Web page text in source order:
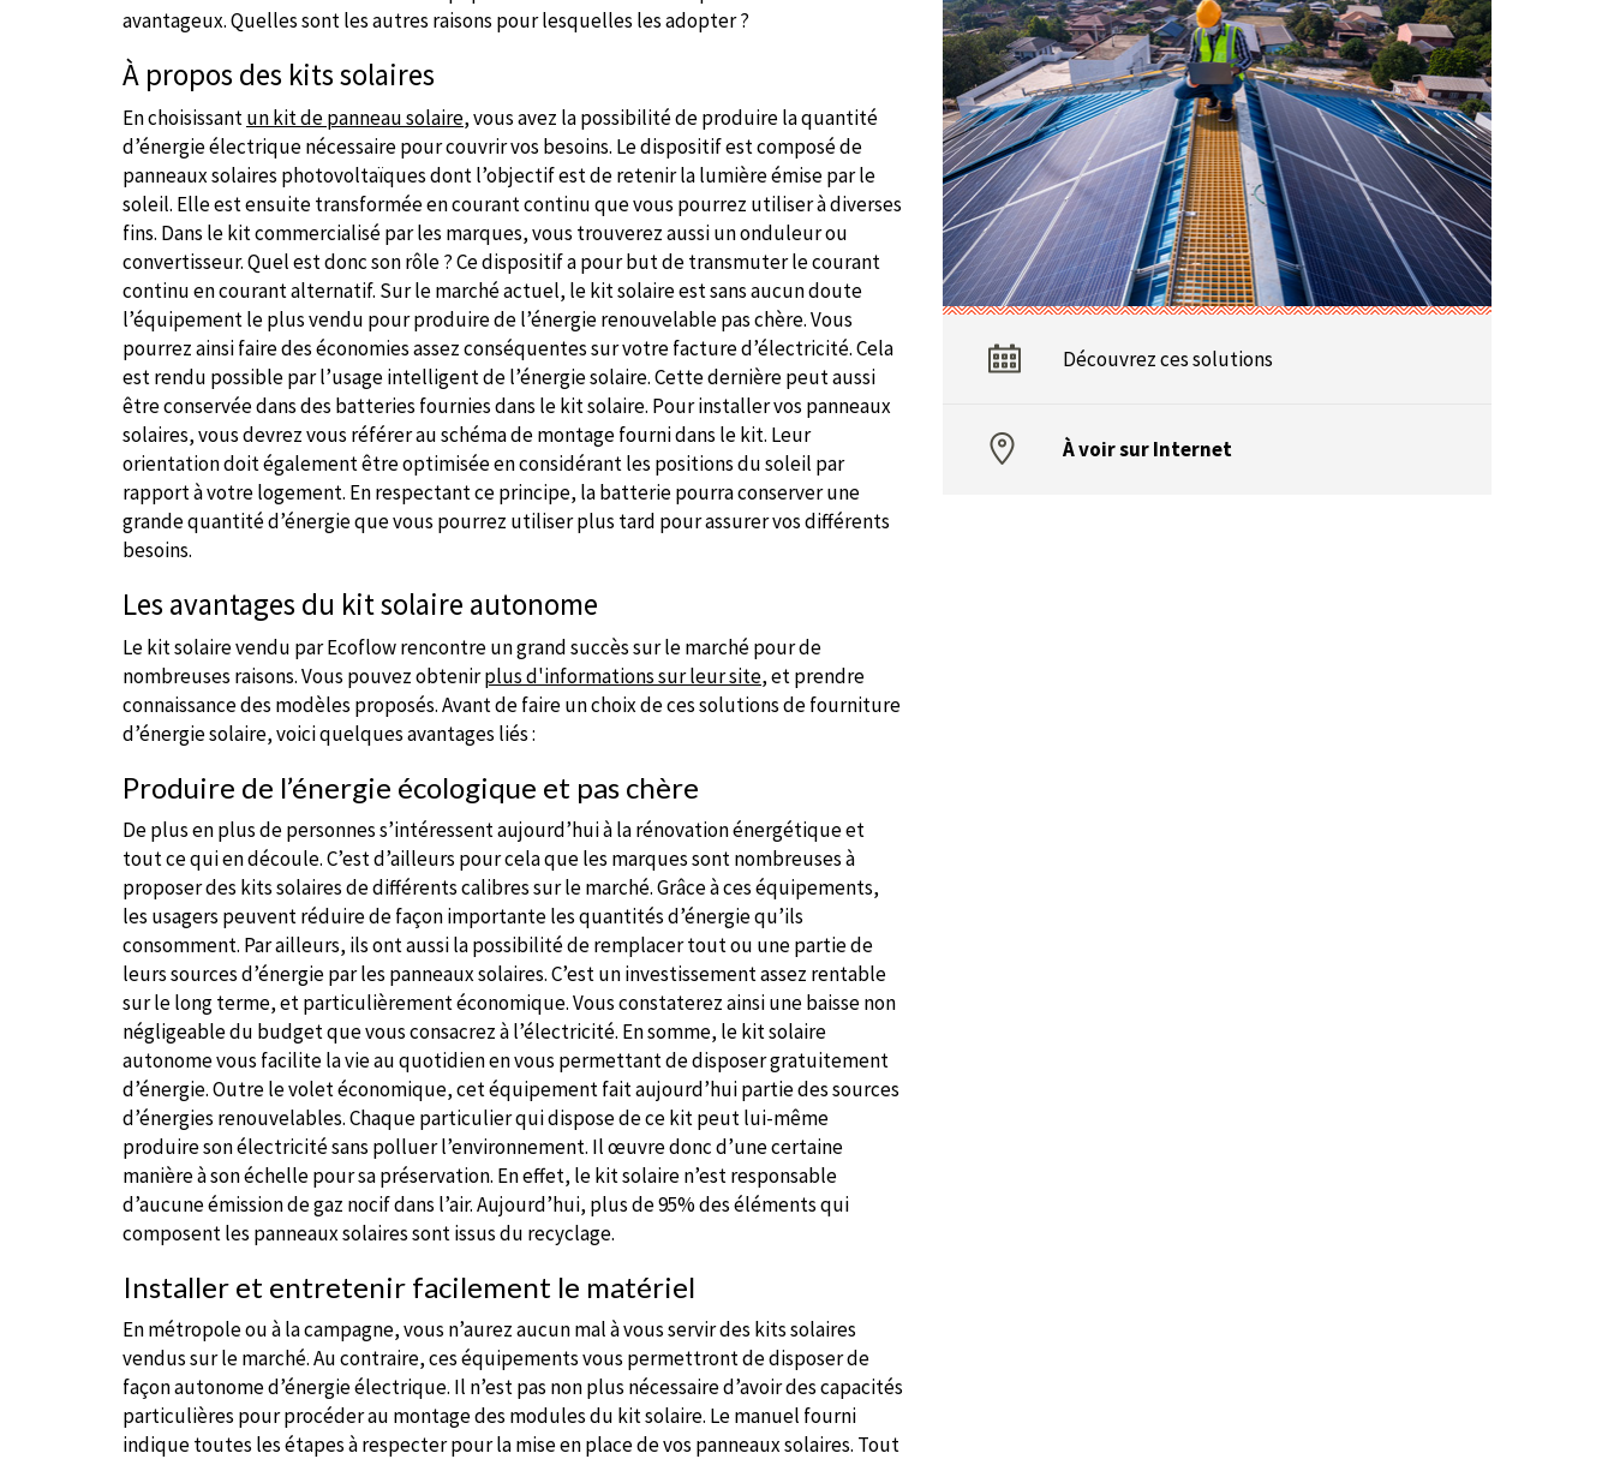
avantageux. Quelles sont les autres raisons pour lesquelles les adopter ?
À propos des kits solaires
En choisissantun kit de panneau solaire, vous avez la possibilité de produire la quantité
d’énergie électrique nécessaire pour couvrir vos besoins. Le dispositif est composé de
panneaux solaires photovoltaïques dont l’objectif est de retenir la lumière émise par le
soleil. Elle est ensuite transformée en courant continu que vous pourrez utiliser à diverses
fins. Dans le kit commercialisé par les marques, vous trouverez aussi un onduleur ou
convertisseur. Quel est donc son rôle ? Ce dispositif a pour but de transmuter le courant
continu en courant alternatif. Sur le marché actuel, le kit solaire est sans aucun doute
l’équipement le plus vendu pour produire de l’énergie renouvelable pas chère. Vous
pourrez ainsi faire des économies assez conséquentes sur votre facture d’électricité. Cela
est rendu possible par l’usage intelligent de l’énergie solaire. Cette dernière peut aussi
être conservée dans des batteries fournies dans le kit solaire. Pour installer vos panneaux
solaires, vous devrez vous référer au schéma de montage fourni dans le kit. Leur
orientation doit également être optimisée en considérant les positions du soleil par
rapport à votre logement. En respectant ce principe, la batterie pourra conserver une
grande quantité d’énergie que vous pourrez utiliser plus tard pour assurer vos différents
besoins.
Les avantages du kit solaire autonome
Le kit solaire vendu par Ecoflow rencontre un grand succès sur le marché pour de
nombreuses raisons. Vous pouvez obtenirplus d'informations sur leur site, et prendre
connaissance des modèles proposés. Avant de faire un choix de ces solutions de fourniture
d’énergie solaire, voici quelques avantages liés :
Produire de l’énergie écologique et pas chère
De plus en plus de personnes s’intéressent aujourd’hui à la rénovation énergétique et
tout ce qui en découle. C’est d’ailleurs pour cela que les marques sont nombreuses à
proposer des kits solaires de différents calibres sur le marché. Grâce à ces équipements,
les usagers peuvent réduire de façon importante les quantités d’énergie qu’ils
consomment. Par ailleurs, ils ont aussi la possibilité de remplacer tout ou une partie de
leurs sources d’énergie par les panneaux solaires. C’est un investissement assez rentable
sur le long terme, et particulièrement économique. Vous constaterez ainsi une baisse non
négligeable du budget que vous consacrez à l’électricité. En somme, le kit solaire
autonome vous facilite la vie au quotidien en vous permettant de disposer gratuitement
d’énergie. Outre le volet économique, cet équipement fait aujourd’hui partie des sources
d’énergies renouvelables. Chaque particulier qui dispose de ce kit peut lui-même
produire son électricité sans polluer l’environnement. Il œuvre donc d’une certaine
manière à son échelle pour sa préservation. En effet, le kit solaire n’est responsable
d’aucune émission de gaz nocif dans l’air. Aujourd’hui, plus de 95% des éléments qui
composent les panneaux solaires sont issus du recyclage.
Installer et entretenir facilement le matériel
En métropole ou à la campagne, vous n’aurez aucun mal à vous servir des kits solaires
vendus sur le marché. Au contraire, ces équipements vous permettront de disposer de
façon autonome d’énergie électrique. Il n’est pas non plus nécessaire d’avoir des capacités
particulières pour procéder au montage des modules du kit solaire. Le manuel fourni
indique toutes les étapes à respecter pour la mise en place de vos panneaux solaires. Tout
Découvrez ces solutions
À voir sur Internet